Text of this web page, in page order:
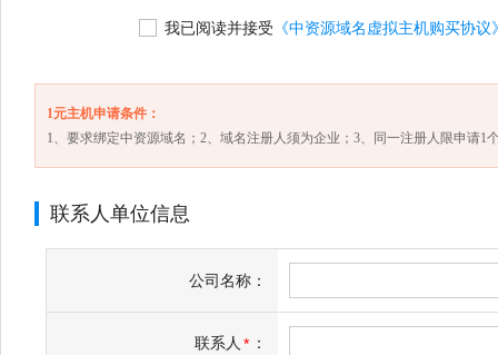
我已阅读并接受 《中资源域名虚拟主机购买协议
1元主机申请条件：
1、要求绑定中资源域名；2、域名注册人须为企业；3、同一注册人限申请1
联系人单位信息
公司名称：
联系人 * ：